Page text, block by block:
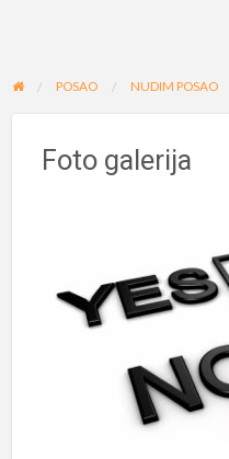
POSAO NUDIM POSAO
Foto galerija